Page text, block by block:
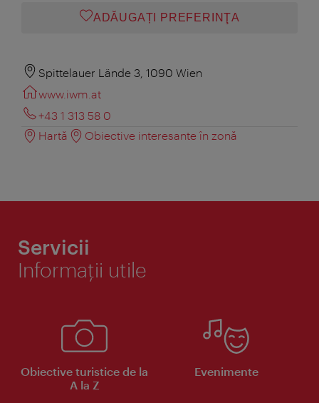
ADĂUGAȚI PREFERINŢA
Spittelauer Lände 3, 1090 Wien
www.iwm.at
+43 1 313 58 0
Hartă
Obiective interesante în zonă
Servicii
Informaţii utile
Obiective turistice de la
A la Z
Evenimente